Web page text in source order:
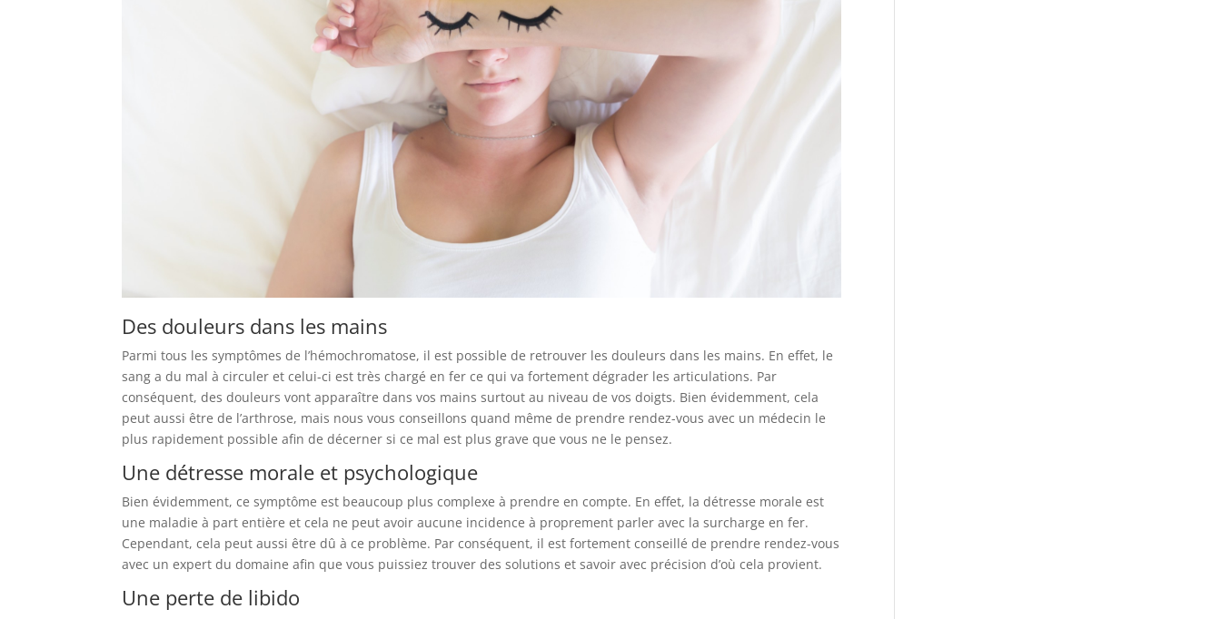
Des douleurs dans les mains
Parmi tous les symptômes de l’hémochromatose, il est possible de retrouver les douleurs dans les mains. En effet, le
sang a du mal à circuler et celui-ci est très chargé en fer ce qui va fortement dégrader les articulations. Par
conséquent, des douleurs vont apparaître dans vos mains surtout au niveau de vos doigts. Bien évidemment, cela
peut aussi être de l’arthrose, mais nous vous conseillons quand même de prendre rendez-vous avec un médecin le
plus rapidement possible afin de décerner si ce mal est plus grave que vous ne le pensez.
Une détresse morale et psychologique
Bien évidemment, ce symptôme est beaucoup plus complexe à prendre en compte. En effet, la détresse morale est
une maladie à part entière et cela ne peut avoir aucune incidence à proprement parler avec la surcharge en fer.
Cependant, cela peut aussi être dû à ce problème. Par conséquent, il est fortement conseillé de prendre rendez-vous
avec un expert du domaine afin que vous puissiez trouver des solutions et savoir avec précision d’où cela provient.
Une perte de libido